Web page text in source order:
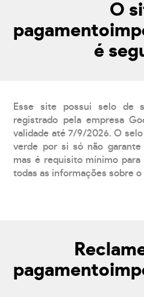
O
é
Esse site possui selo de
registrado pela empresa
validade até 7/9/2026. O
verde por si só não
mas é requisito mínimo
todas as informações sobre